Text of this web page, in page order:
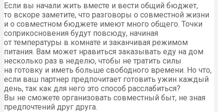
Если вы начали жить вместе и вести общий бюджет,
то вскоре заметите, что разговоры о совместной жизни
и о совместном бюджете имеют много общего. Точки
соприкосновения будут повсюду, начиная
от температуры в комнате и заканчивая режимом
питания. Вам может нравиться заказывать еду на дом
несколько раз в неделю, чтобы не тратить силы
на готовку и иметь больше свободного времени. Но что,
если ваш партнер предпочитает готовить ужин каждый
день, так как для него это способ расслабиться?
Вы не сможете организовать совместный быт, не зная
предпочтений друг друга.